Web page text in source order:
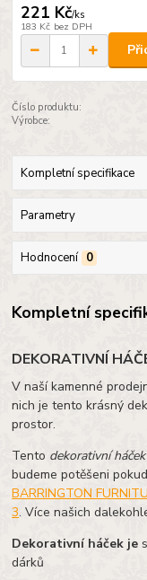
221 Kč/ks
183 Kč bez DPH
Číslo produktu:
Výrobce:
Kompletní specifikace
Parametry
Hodnocení 0
Kompletní
DEKORATIVNÍ
V naší kamenné
nich je tento krásný
prostor.
Tento dekorativní
budeme potěšeni
BARRINGTON
3. Více našich
Dekorativní háček je
dárků